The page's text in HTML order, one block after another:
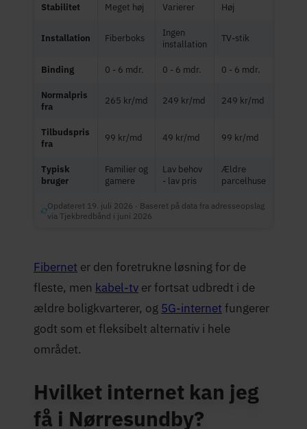
Stabilitet Meget høj Varierer Høj
Installation Fiberboks
Ingen
installation
TV-stik
Binding 0 - 6 mdr. 0 - 6 mdr. 0 - 6 mdr.
Normalpris
fra
265 kr/md 249 kr/md 249 kr/md
Tilbudspris
fra
99 kr/md 49 kr/md 99 kr/md
Typisk
bruger
Familier og
gamere
Lav behov
- lav pris
Ældre
parcelhuse
Opdateret 19. juli 2026 · Baseret på data fra adresseopslag
via Tjekbredbånd i juni 2026
Fibernet er den foretrukne løsning for de
fleste, men kabel-tv er fortsat udbredt i de
ældre boligkvarterer, og 5G-internet fungerer
godt som et fleksibelt alternativ i hele
området.
Hvilket internet kan jeg
få i Nørresundby?